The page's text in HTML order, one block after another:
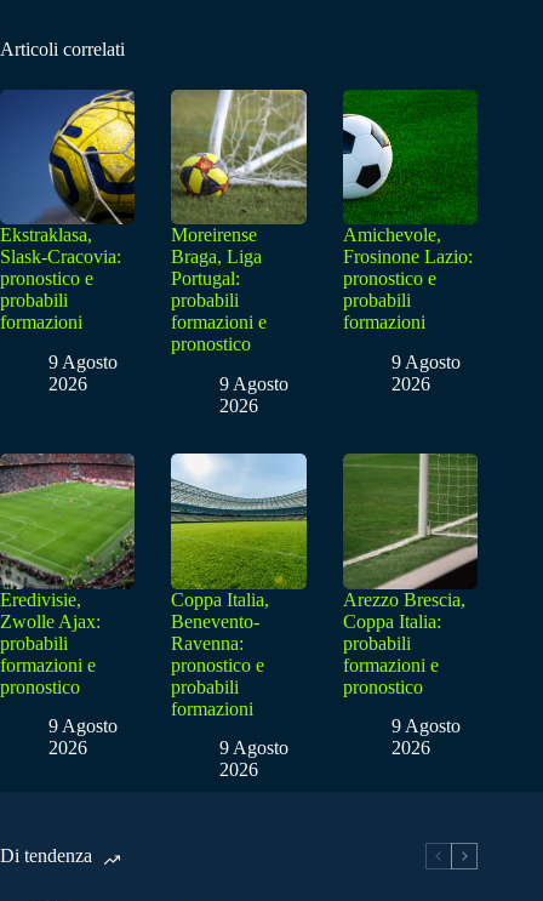
Articoli correlati
Ekstraklasa,
Slask-Cracovia:
pronostico e
probabili
formazioni
9 Agosto
2026
Moreirense
Braga, Liga
Portugal:
probabili
formazioni e
pronostico
9 Agosto
2026
Amichevole,
Frosinone Lazio:
pronostico e
probabili
formazioni
9 Agosto
2026
Eredivisie,
Zwolle Ajax:
probabili
formazioni e
pronostico
9 Agosto
2026
Coppa Italia,
Benevento-
Ravenna:
pronostico e
probabili
formazioni
9 Agosto
2026
Arezzo Brescia,
Coppa Italia:
probabili
formazioni e
pronostico
9 Agosto
2026
Di tendenza